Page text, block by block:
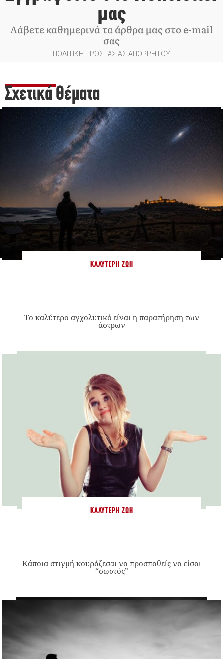
μας
Λάβετε καθημερινά τα άρθρα μας στο e-mail
σας
ΠΟΛΙΤΙΚΗ ΠΡΟΣΤΑΣΙΑΣ ΑΠΟΡΡΗΤΟΥ
Σχετικά Θέματα
ΚΑΛΎΤΕΡΗ ΖΩΉ
Το καλύτερο αγχολυτικό είναι η παρατήρηση των
άστρων
ΚΑΛΎΤΕΡΗ ΖΩΉ
Κάποια στιγμή κουράζεσαι να προσπαθείς να είσαι
“σωστός”